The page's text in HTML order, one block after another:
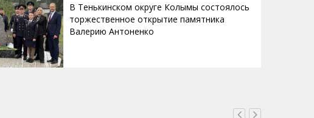
В Тенькинском округе Колымы состоялось
торжественное открытие памятника
Валерию Антоненко